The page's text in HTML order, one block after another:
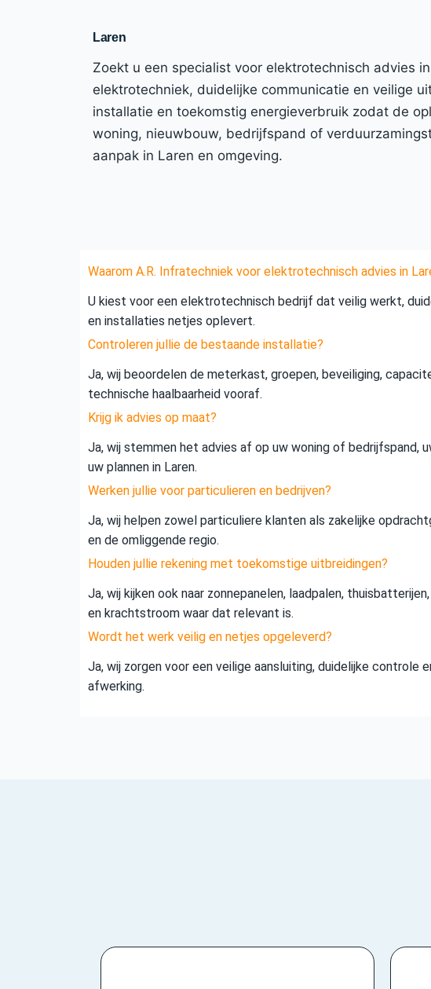
Laren
Zoekt u een specialist voor elektrotechnisch advies
elektrotechniek, duidelijke communicatie en veilige
installatie en toekomstig energieverbruik zodat de
woning, nieuwbouw, bedrijfspand of
aanpak in Laren en omgeving.
Waarom A.R. Infratechniek voor elektrotechnisch advies in
U kiest voor een elektrotechnisch bedrijf dat veilig werkt,
en installaties netjes oplevert.
Controleren jullie de bestaande installatie?
Ja, wij beoordelen de meterkast, groepen, beveiliging,
technische haalbaarheid vooraf.
Krijg ik advies op maat?
Ja, wij stemmen het advies af op uw woning of bedrijfspand,
uw plannen in Laren.
Werken jullie voor particulieren en bedrijven?
Ja, wij helpen zowel particuliere klanten als zakelijke
en de omliggende regio.
Houden jullie rekening met toekomstige uitbreidingen?
Ja, wij kijken ook naar zonnepanelen, laadpalen,
en krachtstroom waar dat relevant is.
Wordt het werk veilig en netjes opgeleverd?
Ja, wij zorgen voor een veilige aansluiting, duidelijke controle
afwerking.